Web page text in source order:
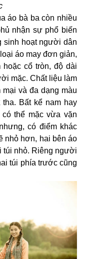
áo bà ba còn nhiều
nhận sự phổ biến
sinh hoạt người dân
áo may đơn giản,
cổ tròn, độ dài
mặc. Chất liệu làm
mại và đa dạng màu
Bất kể nam hay
thể mặc vừa vặn
có điểm khác
nhỏ hơn, hai bên áo
túi nhỏ. Riêng người
túi phía trước cũng